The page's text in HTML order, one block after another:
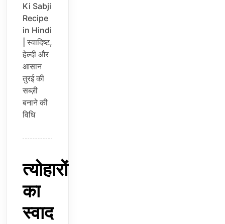
Ki Sabji
Recipe
in Hindi
| स्वादिष्ट,
हेल्दी और
आसान
तुरई की
सब्ज़ी
बनाने की
विधि
त्योहारों
का
स्वाद